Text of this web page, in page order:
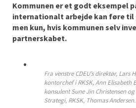
Kommunen er et godt eksempel
internationalt arbejde kan føre til
men kun, hvis kommunen selv
partnerskabet.
Fra venstre CDEU’s direktør, Lars
kontorchef i RKSK, Ann Elisabeth
konsulent Sune Jin Christensen
Strategi, RKSK, Thomas Andersen.